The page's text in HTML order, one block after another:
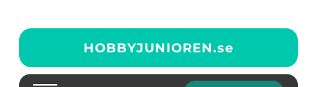
HOBBYJUNIOREN.se